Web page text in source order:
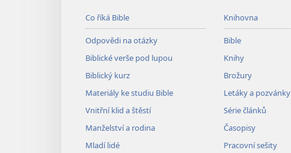
Co říká Bible
Odpovědi na otázky
Biblické verše pod lupou
Biblický kurz
Materiály ke studiu Bible
Vnitřní klid a štěstí
Manželství a rodina
Mladí lidé
Knihovna
Bible
Knihy
Brožury
Letáky a pozvánky
Série článků
Časopisy
Pracovní sešity